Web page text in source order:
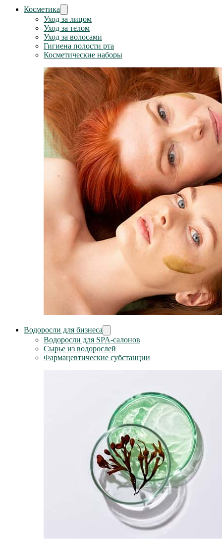
Косметика
Уход за лицом
Уход за телом
Уход за волосами
Гигиена полости рта
Косметические наборы
Водоросли для бизнеса
Водоросли для SPA-салонов
Сырье из водорослей
Фармацевтические субстанции